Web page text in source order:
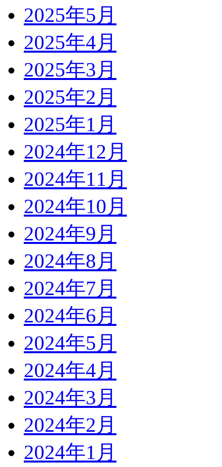
2025年5月
2025年4月
2025年3月
2025年2月
2025年1月
2024年12月
2024年11月
2024年10月
2024年9月
2024年8月
2024年7月
2024年6月
2024年5月
2024年4月
2024年3月
2024年2月
2024年1月